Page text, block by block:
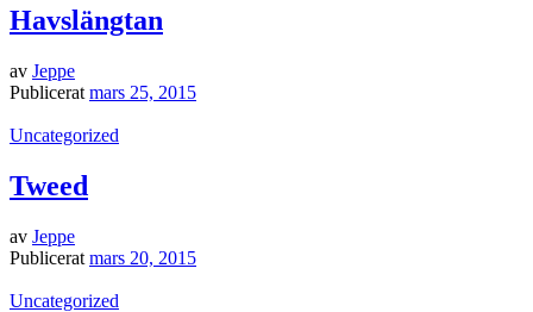
Havslängtan
av Jeppe
Publicerat mars 25, 2015
Uncategorized
Tweed
av Jeppe
Publicerat mars 20, 2015
Uncategorized